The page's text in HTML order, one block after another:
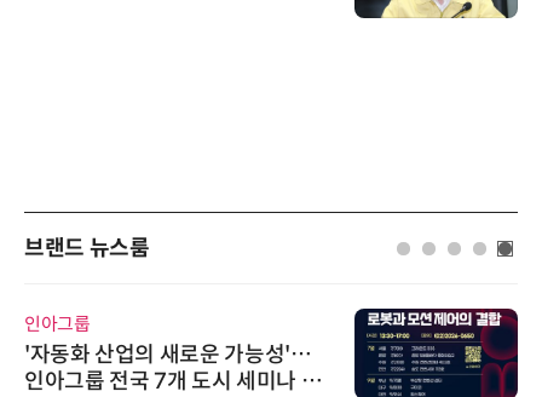
브랜드 뉴스룸
인아그룹
'자동화 산업의 새로운 가능성'…
인아그룹 전국 7개 도시 세미나 페